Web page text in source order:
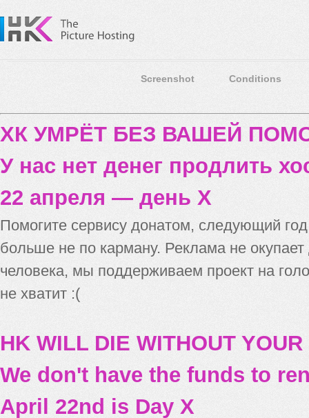
Screenshot Conditions
ХК УМРЁТ БЕЗ ВАШЕЙ
У нас нет денег продлить
22 апреля — день X
Помогите сервису донатом, следующий
больше не по карману. Реклама не
человека, мы поддерживаем проект на
не хватит :(
HK WILL DIE WITHOUT
We don't have the funds to
April 22nd is Day X